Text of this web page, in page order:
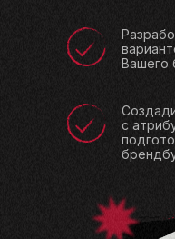
Вашего
с